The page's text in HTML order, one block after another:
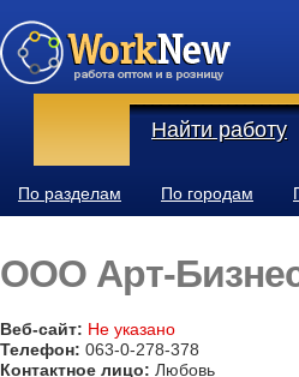
Найти работу
По разделам По городам
ООО Арт-
Веб-сайт: Не указано
Телефон: 063-0-278-378
Контактное лицо: Любовь